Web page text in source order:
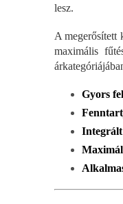
lesz.
A megerősített
maximális
Gyors
Integrált